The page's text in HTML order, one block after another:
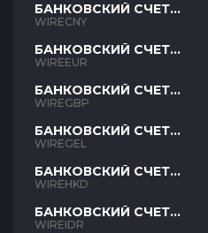
БАНКОВСКИЙ СЧЕТ
CNY
WIRECNY
БАНКОВСКИЙ СЧЕТ
EUR
WIREEUR
БАНКОВСКИЙ СЧЕТ
GBP
WIREGBP
БАНКОВСКИЙ СЧЕТ
GEL
WIREGEL
БАНКОВСКИЙ СЧЕТ
HKD
WIREHKD
БАНКОВСКИЙ СЧЕТ
IDR
WIREIDR